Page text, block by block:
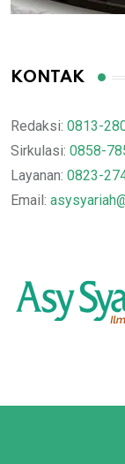
KONTAK
Redaksi: 0813-
Sirkulasi: 0858-
Layanan: 0823-
Email: